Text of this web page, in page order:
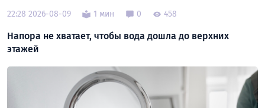
22:28 2026-08-09 1 мин 0 458
Напора не хватает, чтобы вода дошла до верхних
этажей